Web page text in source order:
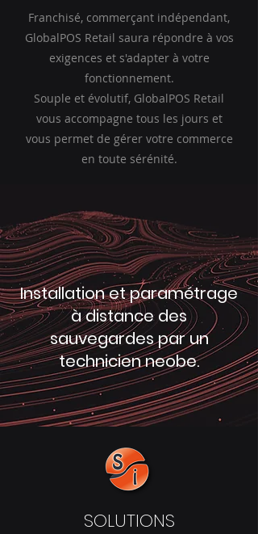
Franchisé, commerçant indépendant,
GlobalPOS Retail saura répondre à vos
exigences et s'adapter à votre
fonctionnement.
Souple et évolutif, GlobalPOS Retail
vous accompagne tous les jours et
vous permet de gérer votre commerce
en toute sérénité.
Installation et paramétrage
à distance des
sauvegardes par un
technicien neobe.
SOLUTIONS